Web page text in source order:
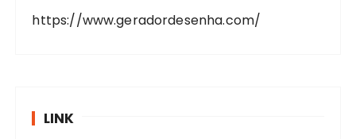
https://www.geradordesenha.com/
LINK